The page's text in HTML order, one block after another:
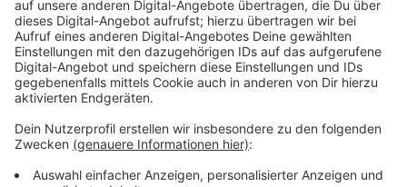
Anzeige
Anzeige